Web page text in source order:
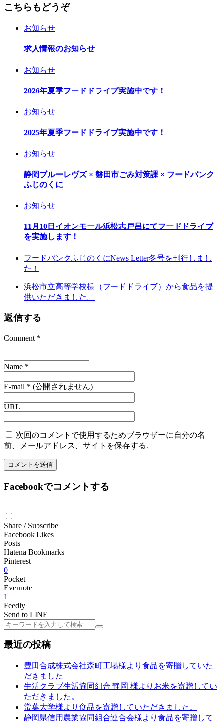
こちらもどうぞ
お知らせ
求人情報のお知らせ
お知らせ
2026年夏季フードドライブ実施中です！
お知らせ
2025年夏季フードドライブ実施中です！
お知らせ
静岡ブルーレヴズ × 磐田市ごみ対策課 × フードバンク
ふじのくに
お知らせ
11月10日イオンモール浜松志戸呂にてフードドライブ
を実施します！
フードバンクふじのくにNews Letter冬号を刊行しまし
た！
浜松市立高等学校様（フードドライブ）から食品を提
供いただきました。
返信する
Comment *
Name *
E-mail * (公開されません)
URL
次回のコメントで使用するためブラウザーに自分の名
前、メールアドレス、サイトを保存する。
Facebookでコメントする
Share / Subscribe
Facebook Likes
Posts
Hatena Bookmarks
Pinterest
0
Pocket
Evernote
1
Feedly
Send to LINE
検
最近の投稿
豊田合成株式会社森町工場様より食品を寄贈していた
だきました
生活クラブ生活協同組合 静岡 様よりお米を寄贈してい
ただきました。
常葉大学様より食品を寄贈していただきました。
静岡県信用農業協同組合連合会様より食品を寄贈して